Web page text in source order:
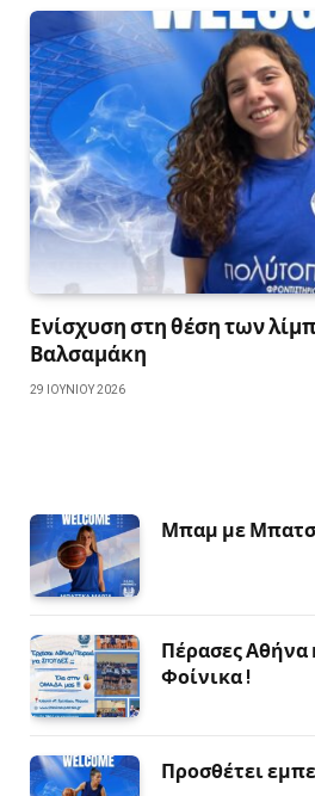
Ενίσχυση στη θέση των
Βαλσαμάκη
29 ΙΟΥΝΊΟΥ 2026
Μπαμ με
Πέρασες Αθήνα
Φοίνικα !
Προσθέτει